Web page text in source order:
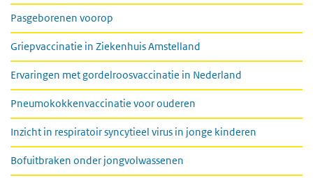
Pasgeborenen voorop
Griepvaccinatie in Ziekenhuis Amstelland
Ervaringen met gordelroosvaccinatie in Nederland
Pneumokokkenvaccinatie voor ouderen
Inzicht in respiratoir syncytieel virus in jonge kinderen
Bofuitbraken onder jongvolwassenen